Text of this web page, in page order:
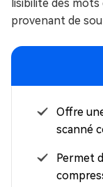
lisibilité des
provenant de
Offre
scanné
Permet